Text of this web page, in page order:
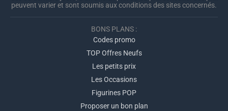
peuvent varier et sont soumis aux conditions des sites concernés.
BONS PLANS :
Codes promo
TOP Offres Neufs
Les petits prix
Les Occasions
Figurines POP
Proposer un bon plan